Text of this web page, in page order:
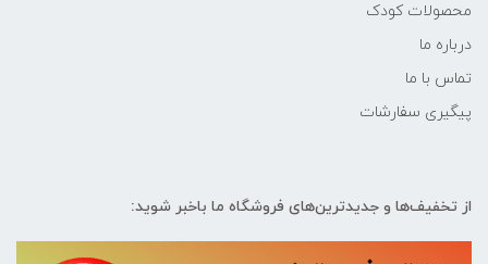
محصولات کودک
درباره ما
تماس با ما
پیگیری سفارشات
از تخفیف‌ها و جدیدترین‌های فروشگاه ما باخبر شوید: